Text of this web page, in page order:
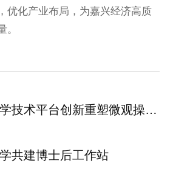
优化产业布局，为嘉兴经济高质
技术平台创新重塑微观操作
共建博士后工作站